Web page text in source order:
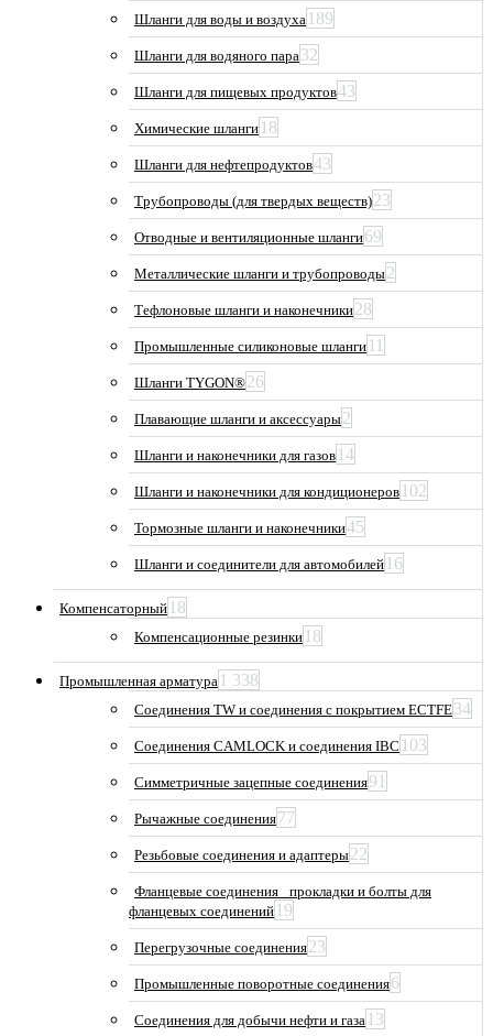
Шланги для воды и воздуха 189
Шланги для водяного пара32
Шланги для пищевых продуктов43
Химические шланги 18
Шланги для нефтепродуктов43
Трубопроводы (для твердых веществ)23
Отводные и вентиляционные шланги69
Металлические шланги и трубопроводы2
Тефлоновые шланги и наконечники28
Промышленные силиконовые шланги 11
Шланги TYGON®26
Плавающие шланги и аксессуары2
Шланги и наконечники для газов 14
Шланги и наконечники для кондиционеров 102
Тормозные шланги и наконечники45
Шланги и соединители для автомобилей 16
Компенсаторный 18
Компенсационные резинки 18
Промышленная арматура 1 338
Соединения TW и соединения с покрытием ECTFE34
Соединения CAMLOCK и соединения IBC 103
Симметричные зацепные соединения91
Рычажные соединения77
Резьбовые соединения и адаптеры22
Фланцевые соединения_ прокладки и болты для
фланцевых соединений 19
Перегрузочные соединения23
Промышленные поворотные соединения6
Соединения для добычи нефти и газа 13